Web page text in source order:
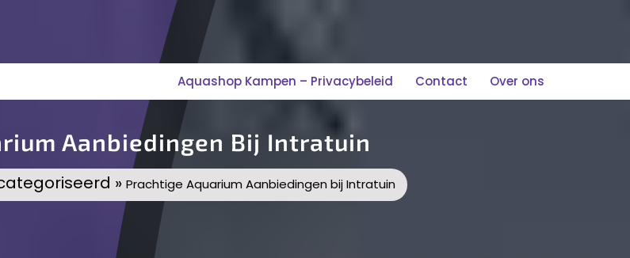
Aquashop Kampen – Privacybeleid Contact Over ons
Aanbiedingen Bij Intratuin
» Prachtige Aquarium Aanbiedingen bij Intratuin